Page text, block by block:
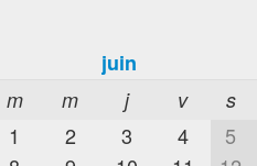
juin
m m j v s
1 2 3 4 5